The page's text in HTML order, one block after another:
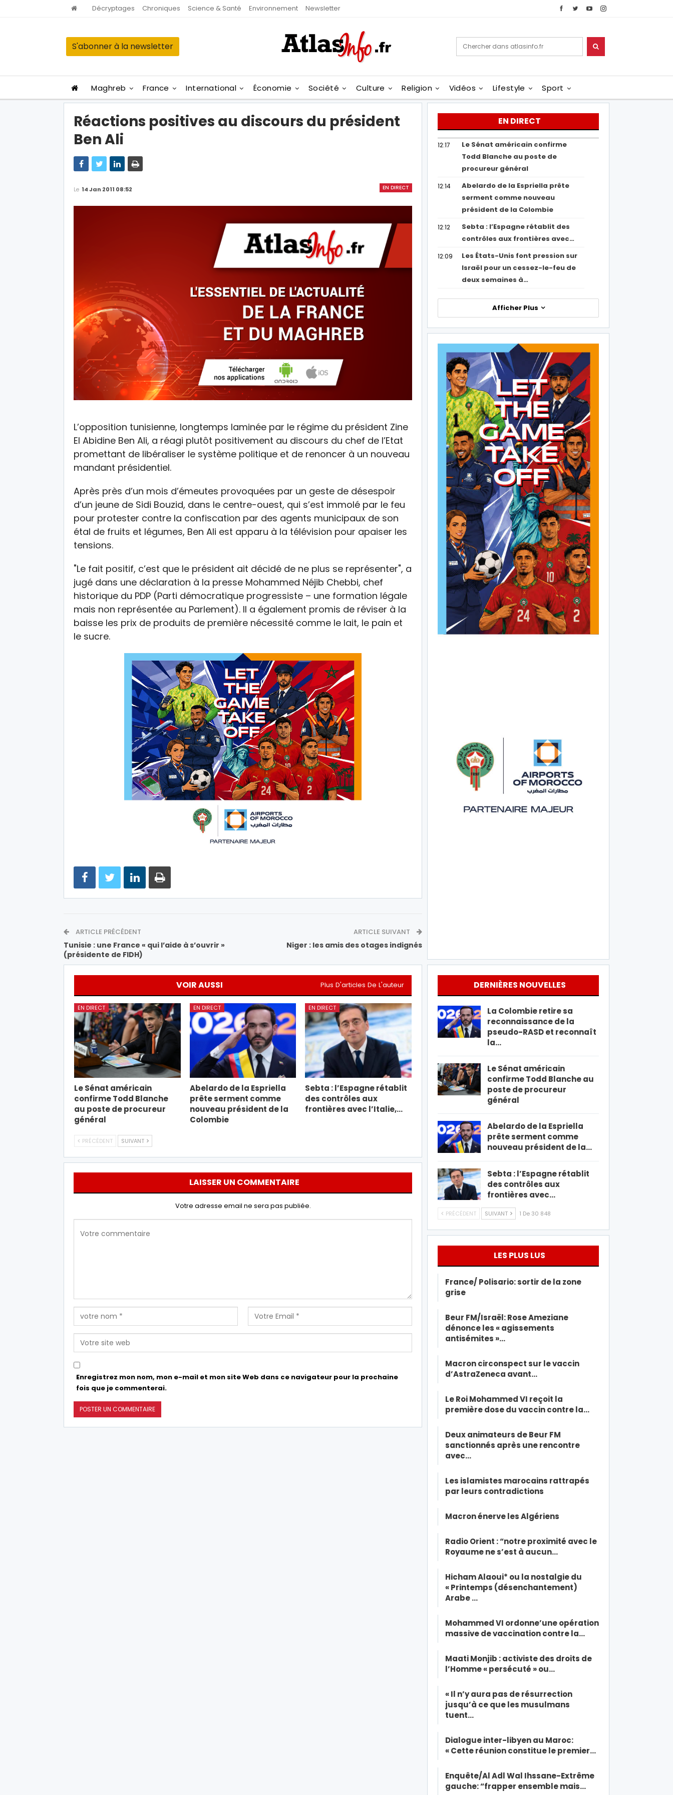
Décryptages Chroniques Science & Santé Environnement Newsletter
S'abonner à la newsletter
Maghreb France International Économie Société Culture Religion Vidéos Lifestyle Sport
Réactions positives au discours du président
Ben Ali
EN DIRECT
Le 14 Jan 2011 08:52
L’opposition tunisienne, longtemps laminée par le régime du président Zine
El Abidine Ben Ali, a réagi plutôt positivement au discours du chef de l’Etat
promettant de libéraliser le système politique et de renoncer à un nouveau
mandant présidentiel.
Après près d’un mois d’émeutes provoquées par un geste de désespoir
d’un jeune de Sidi Bouzid, dans le centre-ouest, qui s’est immolé par le feu
pour protester contre la confiscation par des agents municipaux de son
étal de fruits et légumes, Ben Ali est apparu à la télévision pour apaiser les
tensions.
"Le fait positif, c’est que le président ait décidé de ne plus se représenter", a
jugé dans une déclaration à la presse Mohammed Néjib Chebbi, chef
historique du PDP (Parti démocratique progressiste – une formation légale
mais non représentée au Parlement). Il a également promis de réviser à la
baisse les prix de produits de première nécessité comme le lait, le pain et
le sucre.
ARTICLE PRÉCÉDENT
Tunisie : une France « qui l’aide à s’ouvrir »
(présidente de FIDH)
ARTICLE SUIVANT
Niger : les amis des otages indignés
VOIR AUSSI Plus D'articles De L'auteur
EN DIRECT
Le Sénat américain
confirme Todd Blanche
au poste de procureur
général
EN DIRECT
Abelardo de la Espriella
prête serment comme
nouveau président de la
Colombie
EN DIRECT
Sebta : l’Espagne rétablit
des contrôles aux
frontières avec l’Italie,…
PRÉCÉDENT SUIVANT
LAISSER UN COMMENTAIRE
Votre adresse email ne sera pas publiée.
Enregistrez mon nom, mon e-mail et mon site Web dans ce navigateur pour la prochaine
fois que je commenterai.
EN DIRECT
12:17
Le Sénat américain confirme
Todd Blanche au poste de
procureur général
12:14
Abelardo de la Espriella prête
serment comme nouveau
président de la Colombie
12:12
Sebta : l’Espagne rétablit des
contrôles aux frontières avec…
12:09
Les États-Unis font pression sur
Israël pour un cessez-le-feu de
deux semaines à…
Afficher Plus
DERNIÈRES NOUVELLES
La Colombie retire sa
reconnaissance de la
pseudo-RASD et reconnaît
la…
Le Sénat américain
confirme Todd Blanche au
poste de procureur
général
Abelardo de la Espriella
prête serment comme
nouveau président de la…
Sebta : l’Espagne rétablit
des contrôles aux
frontières avec…
PRÉCÉDENT SUIVANT 1 De 30 848
LES PLUS LUS
France/ Polisario: sortir de la zone
grise
Beur FM/Israël: Rose Ameziane
dénonce les « agissements
antisémites »…
Macron circonspect sur le vaccin
d’AstraZeneca avant…
Le Roi Mohammed VI reçoit la
première dose du vaccin contre la…
Deux animateurs de Beur FM
sanctionnés après une rencontre
avec…
Les islamistes marocains rattrapés
par leurs contradictions
Macron énerve les Algériens
Radio Orient : “notre proximité avec le
Royaume ne s’est à aucun…
Hicham Alaoui* ou la nostalgie du
« Printemps (désenchantement)
Arabe …
Mohammed VI ordonne’une opération
massive de vaccination contre la…
Maati Monjib : activiste des droits de
l’Homme « persécuté » ou…
« Il n’y aura pas de résurrection
jusqu’à ce que les musulmans
tuent…
Dialogue inter-libyen au Maroc:
« Cette réunion constitue le premier…
Enquête/Al Adl Wal Ihssane-Extrême
gauche: “frapper ensemble mais…